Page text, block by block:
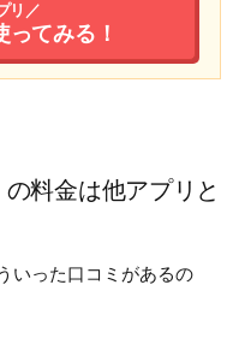
リ／
ってみる！
の料金は他アプリと
いった口コミがあるの